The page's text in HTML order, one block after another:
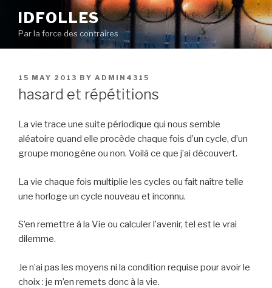
content
IDFOLLES
Par la force des contraires
POSTED
ON
15 MAY 2013 BY ADMIN4315
hasard et répétitions
La vie trace une suite périodique qui nous semble
aléatoire quand elle procède chaque fois d’un cycle, d’un
groupe monogène ou non. Voilà ce que j’ai découvert.
La vie chaque fois multiplie les cycles ou fait naître telle
une horloge un cycle nouveau et inconnu.
S’en remettre à la Vie ou calculer l’avenir, tel est le vrai
dilemme.
Je n’ai pas les moyens ni la condition requise pour avoir le
choix : je m’en remets donc à la vie.